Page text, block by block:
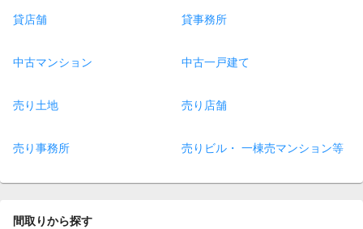
貸店舗 貸事務所
中古マンション 中古一戸建て
売り土地 売り店舗
売り事務所 売りビル・ 一棟売マンション等
間取りから探す